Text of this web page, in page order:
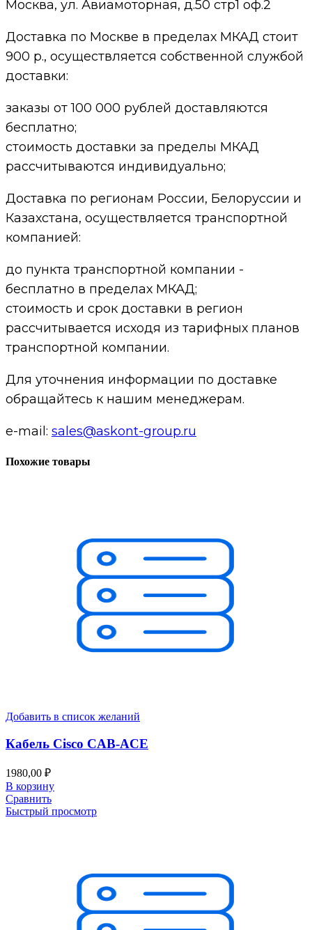
Москва, ул. Авиамоторная, д.50 стр1 оф.2
Доставка по Москве в пределах МКАД стоит
900 р., осуществляется собственной службой
доставки:
заказы от 100 000 рублей доставляются
бесплатно;
cтоимость доставки за пределы МКАД
рассчитываются индивидуально;
Доставка по регионам России, Белоруссии и
Казахстана, осуществляется транспортной
компанией:
до пункта транспортной компании -
бесплатно в пределах МКАД;
стоимость и срок доставки в регион
рассчитывается исходя из тарифных планов
транспортной компании.
Для уточнения информации по доставке
обращайтесь к нашим менеджерам.
e-mail: sales@askont-group.ru
Похожие товары
Добавить в список желаний
Кабель Cisco CAB-ACE
1980,00 ₽
В корзину
Сравнить
Быстрый просмотр